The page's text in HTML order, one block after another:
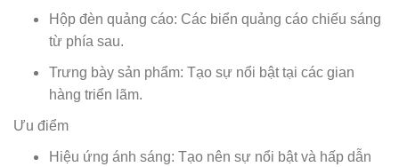
Hộp đèn quảng cáo: Các biển quảng cáo chiếu sáng
từ phía sau.
Trưng bày sản phẩm: Tạo sự nổi bật tại các gian
hàng triển lãm.
Ưu điểm
Hiệu ứng ánh sáng: Tạo nên sự nổi bật và hấp dẫn